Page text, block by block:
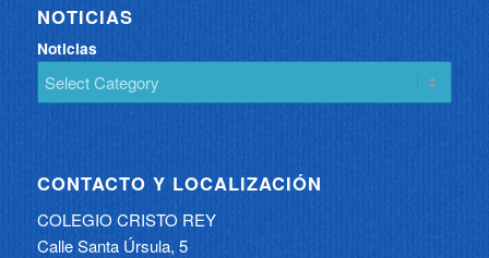
NOTICIAS
Noticias
CONTACTO Y LOCALIZACIÓN
COLEGIO CRISTO REY
Calle Santa Úrsula, 5